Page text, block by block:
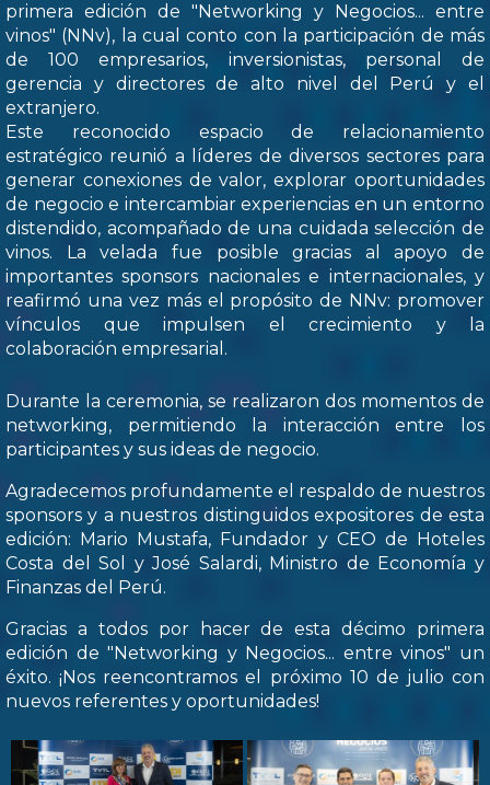
primera edición de "Networking y Negocios... entre
vinos" (NNv), la cual conto con la participación de más
de 100 empresarios, inversionistas, personal de
gerencia y directores de alto nivel del Perú y el
extranjero.
Este reconocido espacio de relacionamiento
estratégico reunió a líderes de diversos sectores para
generar conexiones de valor, explorar oportunidades
de negocio e intercambiar experiencias en un entorno
distendido, acompañado de una cuidada selección de
vinos. La velada fue posible gracias al apoyo de
importantes sponsors nacionales e internacionales, y
reafirmó una vez más el propósito de NNv: promover
vínculos que impulsen el crecimiento y la
colaboración empresarial.
Durante la ceremonia, se realizaron dos momentos de
networking, permitiendo la interacción entre los
participantes y sus ideas de negocio.
Agradecemos profundamente el respaldo de nuestros
sponsors y a nuestros distinguidos expositores de esta
edición: Mario Mustafa, Fundador y CEO de Hoteles
Costa del Sol y José Salardi, Ministro de Economía y
Finanzas del Perú.
Gracias a todos por hacer de esta décimo primera
edición de "Networking y Negocios... entre vinos" un
éxito. ¡Nos reencontramos el próximo 10 de julio con
nuevos referentes y oportunidades!